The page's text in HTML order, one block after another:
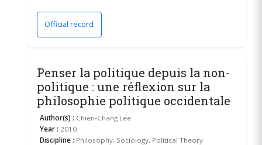
Official record(opens in a new window)
Penser la politique depuis la non-
politique : une réflexion sur la
philosophie politique occidentale
Author(s) : Chien‐Chang Lee
Year : 2010
Discipline : Philosophy, Sociology, Political Theory